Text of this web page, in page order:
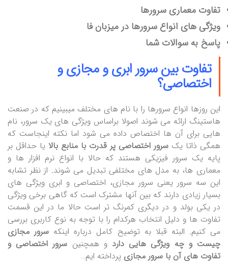
تفاوت معماری سرورها
ویژگی های انواع سرورها در میزبان فا
پاسخ به سوالات شما
تفاوت بین سرور ابری و مجازی و
اختصاصی؟
این روزها انواع سرورها را با نام های مختلف میبینیم که در صنعت
هاستینگ ارائه می شوند اصولا براساس ویژگی های یک سرور، نام
هایی برای آن ها اختصاص داده می شود اما نکته اینجاست که
همگی ذاتا یک سرور اختصاصی پر قدرت با منابع بالا یا حداقل بر
پایه یک سرور فیزیکی هستند که حالا با انواع نرم افزار ها و
معماری ها، به مدل های مختلفی تبدیل می شوند. از نظر تشابه
این سه سرور یعنی سرور مجازی، اختصاصی و ابری ویژگی های
بسیار زیادی دارند که بین آنها مشترک است که گاهی برخی ویژگی
در یکی بولد و در دیگری کمرنگ تر است حالا ما در این قسمت
تفاوت ها و دلیل انتخاب هرکدام را با توجه به نوع کاربری بررسی
می کنیم. البته قبلا به توضیح کامل درباره اینکه سرور مجازی
چیست و چه ویژگی هایی دارد و همچنین سرور اختصاصی و
تفاوت های آن با سرور مجازی پرداخته ایم…